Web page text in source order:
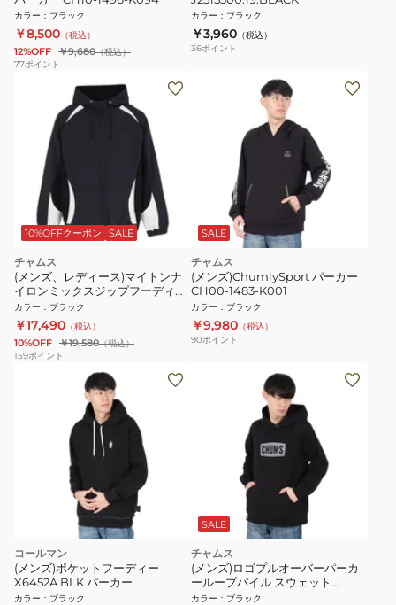
カラー ： ブラック
￥8,500 （税込）
12%OFF ￥9,680（税込）
77ポイント
カラー ： ブラック
￥3,960 （税込）
36ポイント
10%OFFクーポン SALE
チャムス
(メンズ、レディース)マイトンナ
イロンミックスジップフーディ
CH00-1510-K001
カラー ： ブラック
￥17,490 （税込）
10%OFF ￥19,580（税込）
159ポイント
SALE
チャムス
(メンズ)ChumlySport パーカー
CH00-1483-K001
カラー ： ブラック
￥9,980 （税込）
90ポイント
コールマン
(メンズ)ポケットフーディー
X6452A BLK パーカー
カラー ： ブラック
SALE
チャムス
(メンズ)ロゴプルオーバーパーカ
ーループパイル スウェット
CH00-1443-K083
カラー ： ブラック